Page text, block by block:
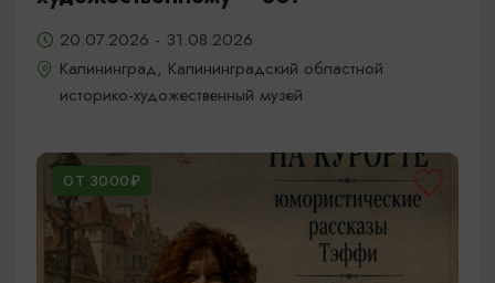
20.07.2026 - 31.08.2026
Калининград, Калининградский областной
историко-художественный музей
ОТ 3000₽